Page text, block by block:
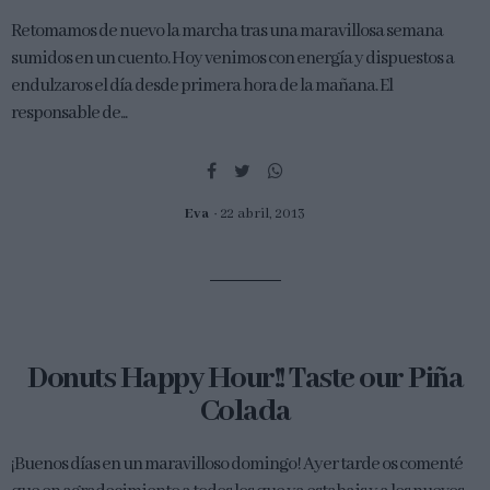
Retomamos de nuevo la marcha tras una maravillosa semana
sumidos en un cuento. Hoy venimos con energía y dispuestos a
endulzaros el día desde primera hora de la mañana. El
responsable de...
Eva 22 abril, 2013
Donuts Happy Hour!! Taste our Piña
Colada
¡Buenos días en un maravilloso domingo! Ayer tarde os comenté